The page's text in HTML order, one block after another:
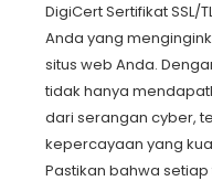
DigiCert Sertifikat SSL/
Anda yang
situs web Anda.
tidak hanya
dari serangan cyber,
kepercayaan yang
Pastikan bahwa